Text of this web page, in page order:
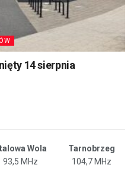
14 sierpnia
Wola
Tarnobrzeg
93,5 MHz 104,7 MHz